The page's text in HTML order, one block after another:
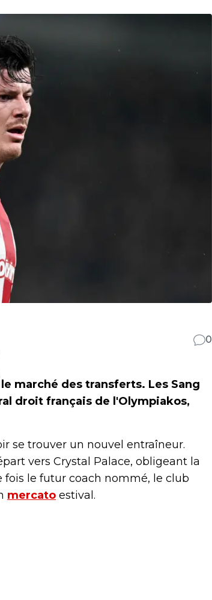
0
marché des transferts. Les Sang
droit français de l'Olympiakos,
se trouver un nouvel entraîneur.
vers Crystal Palace, obligeant la
fois le futur coach nommé, le club
mercato estival.